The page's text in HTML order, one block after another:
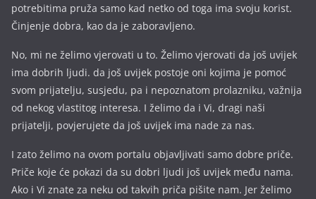
potrebitima pruža samo kad netko od toga ima svoju korist.
Činjenje dobra, kao da je zaboravljeno.
No, mi ne želimo vjerovati u to. Želimo vjerovati da još uvijek
ima dobrih ljudi. da još uvijek postoje oni kojima je pomoć
svom prijatelju, susjedu, pa i nepoznatom prolazniku, važnija
od nekog vlastitog interesa. I želimo da i Vi, dragi naši
prijatelji, povjerujete da još uvijek ima nade za nas.
I zato želimo na ovom portalu objavljivati samo dobre priče.
Priče koje će pokazi da su dobri ljudi još uvijek među nama.
Ako i Vi znate za neku od takvih priča pišite nam. Jer želimo